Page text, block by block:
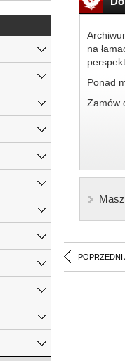
na
Ponad
Zamów
POPRZEDNI